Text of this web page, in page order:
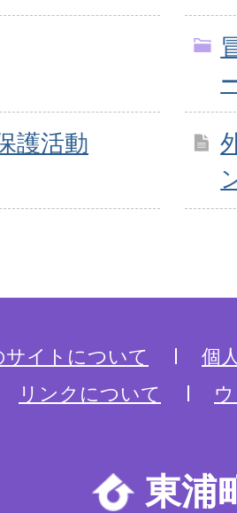
護活動
サイトについて
個
リンクについて
東浦